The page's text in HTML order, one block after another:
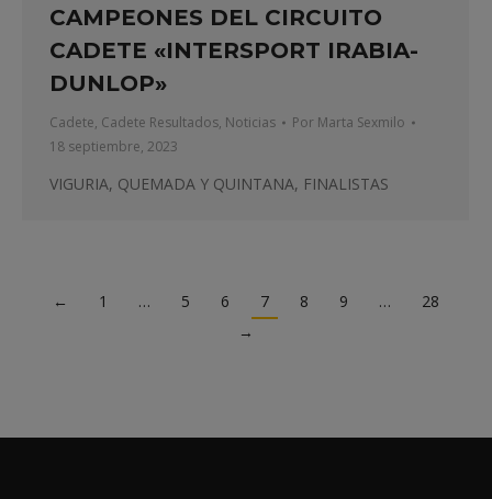
CAMPEONES DEL CIRCUITO
CADETE «INTERSPORT IRABIA-
DUNLOP»
Cadete, Cadete Resultados, Noticias Por Marta Sexmilo
18 septiembre, 2023
VIGURIA, QUEMADA Y QUINTANA, FINALISTAS
← 1 … 5 6 7 8 9 …
28
→